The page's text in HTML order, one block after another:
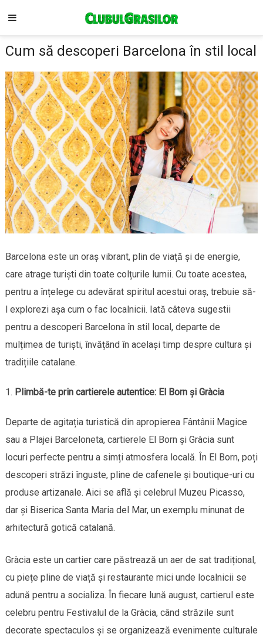
Cum să descoperi Barcelona în stil local
Barcelona este un oraș vibrant, plin de viață și de energie,
care atrage turiști din toate colțurile lumii. Cu toate acestea,
pentru a înțelege cu adevărat spiritul acestui oraș, trebuie să-
l explorezi așa cum o fac localnicii. Iată câteva sugestii
pentru a descoperi Barcelona în stil local, departe de
mulțimea de turiști, învățând în același timp despre cultura și
tradițiile catalane.
Plimbă-te prin cartierele autentice: El Born și Gràcia
Departe de agitația turistică din apropierea Fântânii Magice
sau a Plajei Barceloneta, cartierele El Born și Gràcia sunt
locuri perfecte pentru a simți atmosfera locală. În El Born, poți
descoperi străzi înguste, pline de cafenele și boutique-uri cu
produse artizanale. Aici se află și celebrul Muzeu Picasso,
dar și Biserica Santa Maria del Mar, un exemplu minunat de
arhitectură gotică catalană.
Gràcia este un cartier care păstrează un aer de sat tradițional,
cu piețe pline de viață și restaurante mici unde localnicii se
adună pentru a socializa. În fiecare lună august, cartierul este
celebru pentru Festivalul de la Gràcia, când străzile sunt
decorate spectaculos și se organizează evenimente culturale